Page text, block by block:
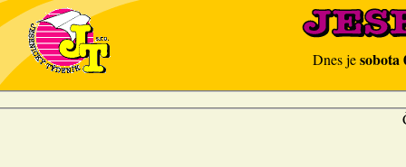
Dnes jesobota